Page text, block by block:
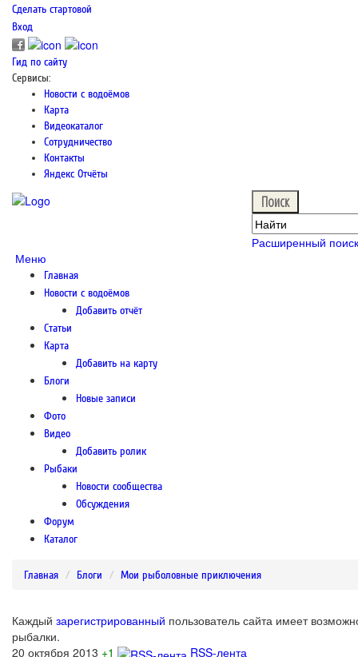
Сделать стартовой
Вход
Гид по сайту
Сервисы:
Новости с водоёмов
Карта
Видеокаталог
Сотрудничество
Контакты
Яндекс Отчёты
Расширенный поиск
Меню
Главная
Новости с водоёмов
Добавить отчёт
Статьи
Карта
Добавить на карту
Блоги
Новые записи
Фото
Видео
Добавить ролик
Рыбаки
Новости сообщества
Обсуждения
Форум
Каталог
Главная Блоги Мои рыболовные приключения
Каждый зарегистрированный пользователь сайта имеет
рыбалки.
20 октября 2013 +1 RSS-лента